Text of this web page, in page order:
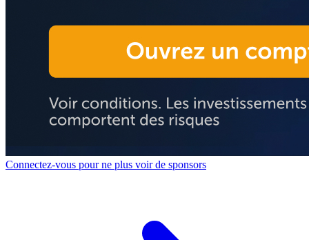
Connectez-vous pour ne plus voir de sponsors